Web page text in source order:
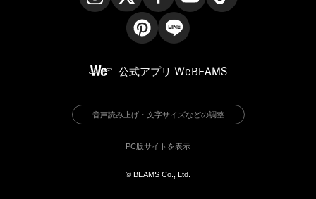
公式アプリ WeBEAMS
音声読み上げ・文字サイズなどの調整
PC版サイトを表示
© BEAMS Co., Ltd.